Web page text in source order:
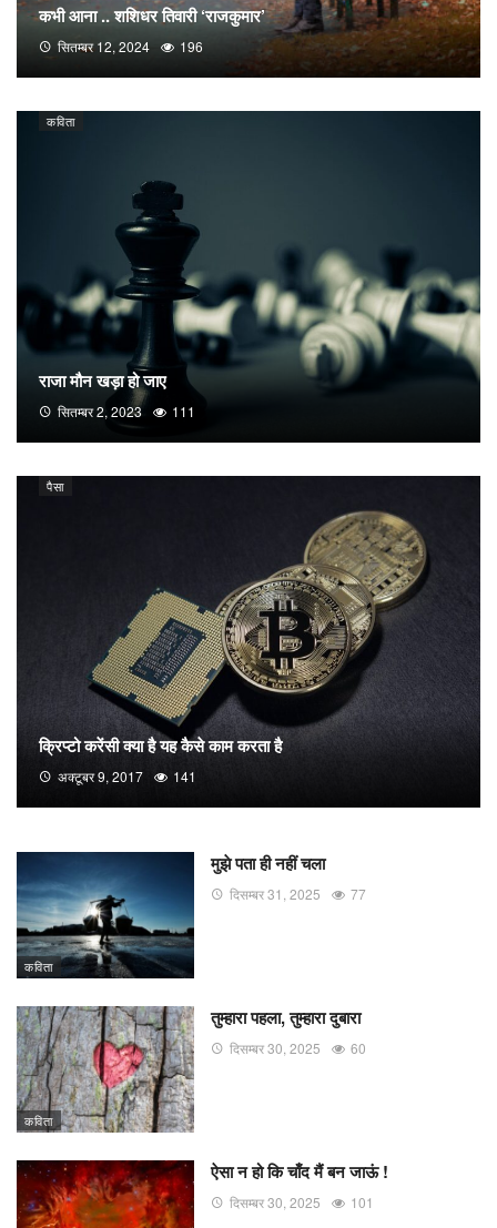
कभी आना .. शशिधर तिवारी ‘राजकुमार’
सितम्बर 12, 2024 196
कविता
राजा मौन खड़ा हो जाए
सितम्बर 2, 2023 111
पैसा
क्रिप्टो करेंसी क्या है यह कैसे काम करता है
अक्टूबर 9, 2017 141
कविता
मुझे पता ही नहीं चला
दिसम्बर 31, 2025 77
कविता
तुम्हारा पहला, तुम्हारा दुबारा
दिसम्बर 30, 2025 60
ऐसा न हो कि चाँद मैं बन जाऊं !
दिसम्बर 30, 2025 101